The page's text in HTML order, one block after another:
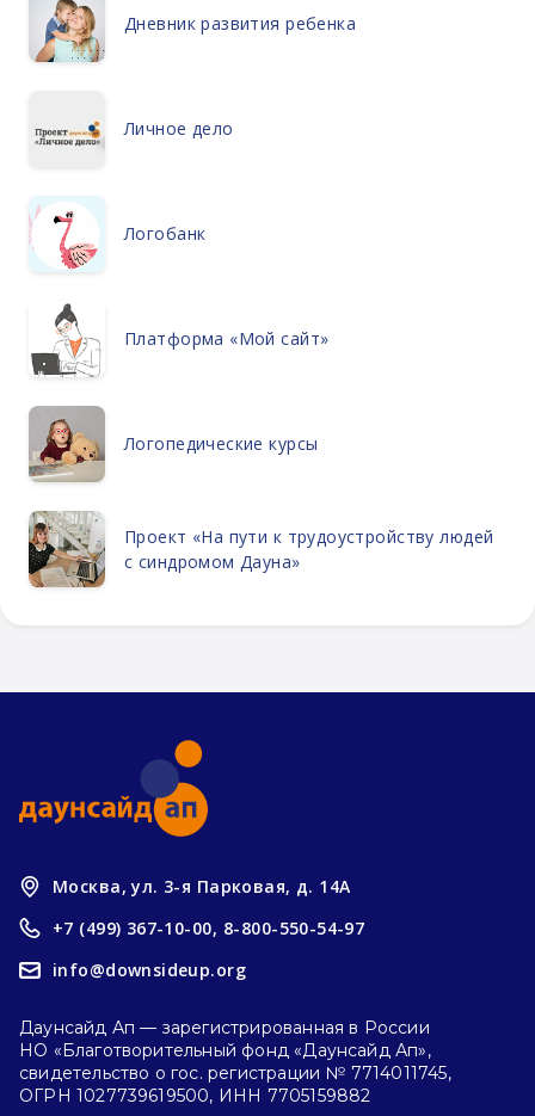
Дневник развития ребенка
Личное дело
Логобанк
Платформа «Мой сайт»
Логопедические курсы
Проект «На пути к трудоустройству людей
с синдромом Дауна»
Москва, ул. 3-я Парковая, д. 14А
+7 (499) 367-10-00, 8-800-550-54-97
info@downsideup.org
Даунсайд Ап — зарегистрированная в России
НО «Благотворительный фонд «Даунсайд Ап»,
свидетельство о гос. регистрации № 7714011745,
ОГРН 1027739619500, ИНН 7705159882